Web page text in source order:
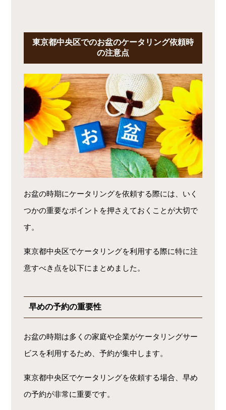
東京都中央区でのお盆のケータリング依頼時
の注意点
お盆の時期にケータリングを依頼する際には、いく
つかの重要なポイントを押さえておくことが大切で
す。
東京都中央区でケータリングを利用する際に特に注
意すべき点を以下にまとめました。
早めの予約の重要性
お盆の時期は多くの家庭や企業がケータリングサー
ビスを利用するため、予約が集中します。
東京都中央区でケータリングを依頼する場合、早め
の予約が非常に重要です。